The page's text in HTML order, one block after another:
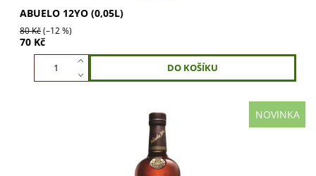
ABUELO 12YO (0,05L)
80 Kč(–12 %)
70 Kč
NOVINKA
Abuelo Napoleon 15YO: luxusní rum s Napoleon finišem.
15 let zrání, sametová chuť sušeného ovoce a medu.
Ideální pro sběratele a jako dárek....